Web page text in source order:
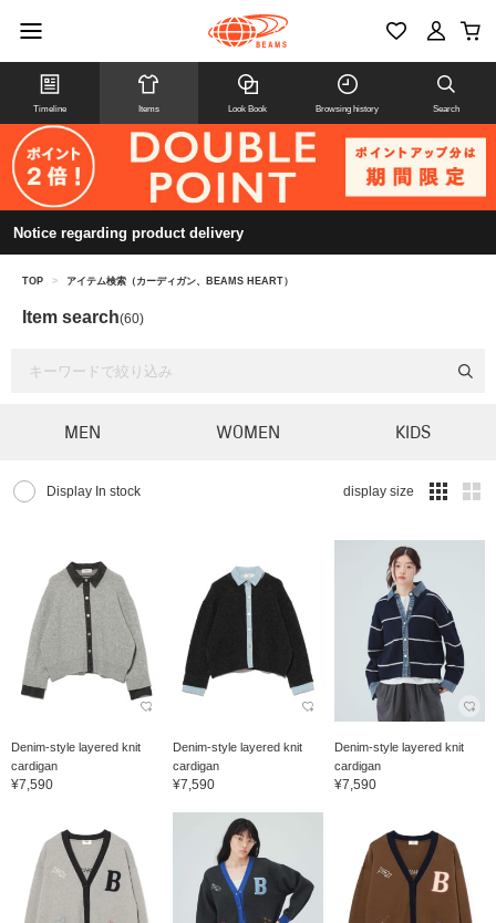
Timeline Items Look Book Browsing history Search
Notice regarding product delivery
TOP > アイテム検索（カーディガン、BEAMS HEART）
Item search(60)
MEN WOMEN KIDS
Display In stock display size
Denim-style layered knit
cardigan
¥7,590
Denim-style layered knit
cardigan
¥7,590
Denim-style layered knit
cardigan
¥7,590